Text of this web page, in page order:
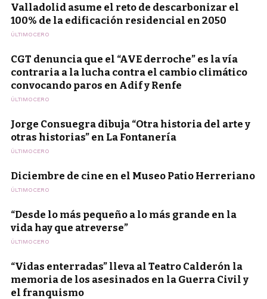
Valladolid asume el reto de descarbonizar el
100% de la edificación residencial en 2050
ÚLTIMOCERO
CGT denuncia que el “AVE derroche” es la vía
contraria a la lucha contra el cambio climático
convocando paros en Adif y Renfe
ÚLTIMOCERO
Jorge Consuegra dibuja “Otra historia del arte y
otras historias” en La Fontanería
ÚLTIMOCERO
Diciembre de cine en el Museo Patio Herreriano
ÚLTIMOCERO
“Desde lo más pequeño a lo más grande en la
vida hay que atreverse”
ÚLTIMOCERO
“Vidas enterradas” lleva al Teatro Calderón la
memoria de los asesinados en la Guerra Civil y
el franquismo